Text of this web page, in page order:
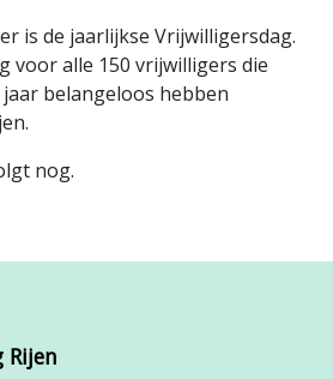
is de jaarlijkse Vrijwilligersdag.
voor alle 150 vrijwilligers die
belangeloos hebben
nog.
Rijen